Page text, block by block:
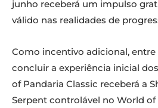
junho receberá um impulso
válido nas realidades de
Como incentivo adicional, entre
concluir a experiência inicial
of Pandaria Classic receberá a
Serpent controlável no World